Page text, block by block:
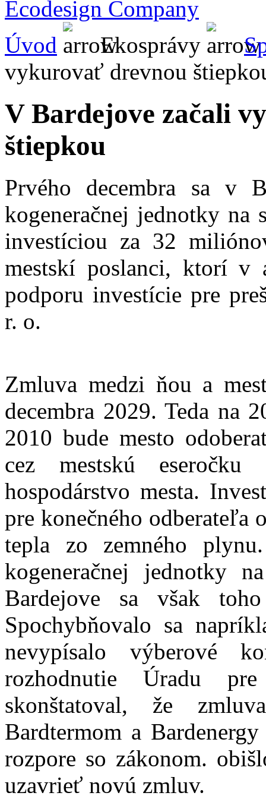
Ecodesign Company
Úvod
Ekosprávy
vykurovať drevnou
V Bardejove začali
štiepkou
Prvého decembra sa v
kogeneračnej jednotky na
investíciou za 32
mestskí poslanci, ktorí
podporu investície pre
r. o.
Zmluva medzi ňou a
decembra 2029. Teda na
2010 bude mesto
cez mestskú eseročku
hospodárstvo mesta.
pre konečného odberateľa
tepla zo zemného
kogeneračnej jednotky
Bardejove sa však
Spochybňovalo sa
nevypísalo výberové
rozhodnutie Úradu
skonštatoval, že
Bardtermom a
rozpore so zákonom.
uzavrieť novú zmluv.